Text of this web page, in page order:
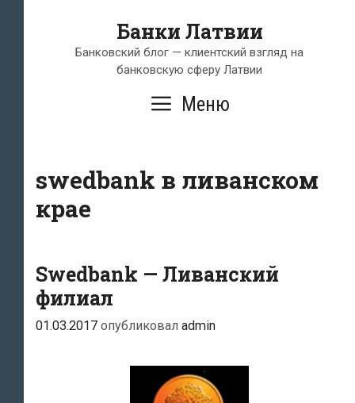
содержимому
Банки Латвии
Банковский блог — клиентский взгляд на
банковскую сферу Латвии
Меню
swedbank в ливанском
крае
Swedbank — Ливанский
филиал
01.03.2017 опубликовал admin